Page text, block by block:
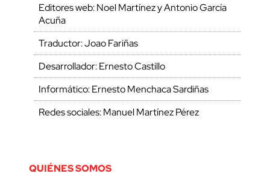
Editores web: Noel Martínez y Antonio García
Acuña
Traductor: Joao Fariñas
Desarrollador: Ernesto Castillo
Informático: Ernesto Menchaca Sardiñas
Redes sociales: Manuel Martínez Pérez
QUIÉNES SOMOS